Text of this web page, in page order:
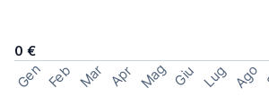
0 €
Gen Feb Mar Apr Mag Giu Lug Ago